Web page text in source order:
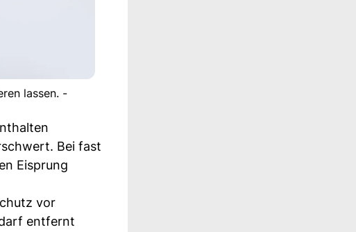
lassen. -
Bei fast
Eisprung
vor
entfernt